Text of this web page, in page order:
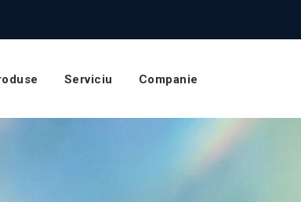
Serviciu Companie